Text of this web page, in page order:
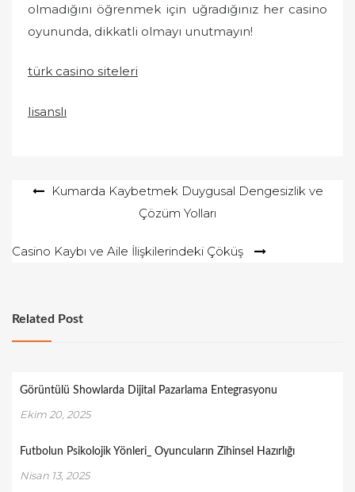
olmadığını öğrenmek için uğradığınız her casino
oyununda, dikkatli olmayı unutmayın!
türk casino siteleri
lisanslı
Yazı
Kumarda Kaybetmek Duygusal Dengesizlik ve
Çözüm Yolları
Casino Kaybı ve Aile İlişkilerindeki Çöküş
Related Post
Görüntülü Showlarda Dijital Pazarlama Entegrasyonu
Ekim 20, 2025
Futbolun Psikolojik Yönleri_ Oyuncuların Zihinsel Hazırlığı
Nisan 13, 2025